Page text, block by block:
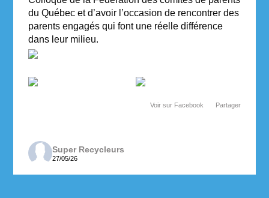
du Québec et d’avoir l’occasion de rencontrer des
parents engagés qui font une réelle différence
dans leur milieu.
Voir sur Facebook Partager
Super Recycleurs
27/05/26